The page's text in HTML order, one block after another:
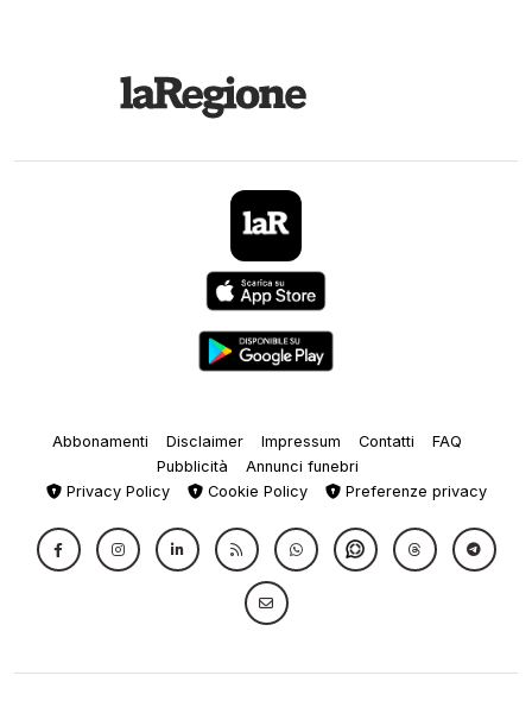
Abbonamenti Disclaimer Impressum Contatti
FAQ
Pubblicità
Annunci funebri
Privacy Policy
Cookie Policy Preferenze privacy